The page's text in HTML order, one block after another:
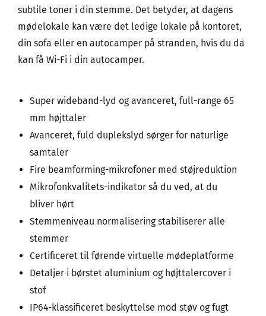
subtile toner i din stemme. Det betyder, at dagens
mødelokale kan være det ledige lokale på kontoret,
din sofa eller en autocamper på stranden, hvis du da
kan få Wi-Fi i din autocamper.
Super wideband-lyd og avanceret, full-range 65
mm højttaler
Avanceret, fuld duplekslyd sørger for naturlige
samtaler
Fire beamforming-mikrofoner med støjreduktion
Mikrofonkvalitets-indikator så du ved, at du
bliver hørt
Stemmeniveau normalisering stabiliserer alle
stemmer
Certificeret til førende virtuelle mødeplatforme
Detaljer i børstet aluminium og højttalercover i
stof
IP64-klassificeret beskyttelse mod støv og fugt